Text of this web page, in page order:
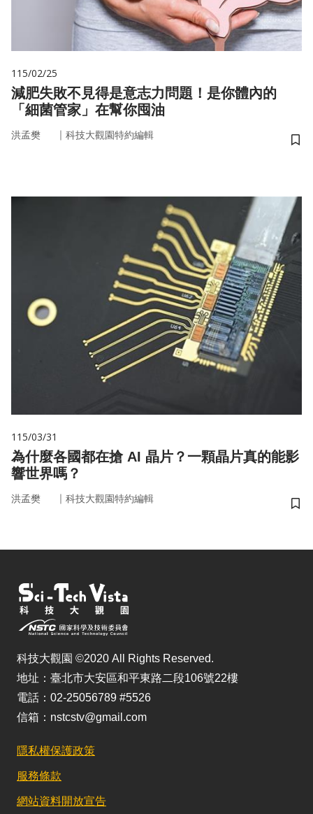
115/02/25
減肥失敗不見得是意志力問題！是你體內的
「細菌管家」在幫你囤油
洪孟樊 ｜ 科技大觀園特約編輯
儲
115/03/31
為什麼各國都在搶 AI 晶片？一顆晶片真的能影
響世界嗎？
洪孟樊 ｜ 科技大觀園特約編輯
儲
科技大觀園 ©2020 All Rights Reserved.
地址：臺北市大安區和平東路二段106號22樓
電話：02-25056789 #5526
信箱：nstcstv@gmail.com
隱私權保護政策
服務條款
網站資料開放宣告